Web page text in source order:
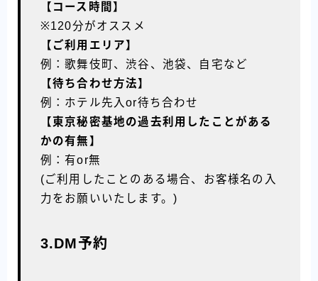
【コース時間】
※120分がオススメ
【ご利用エリア】
例：歌舞伎町、渋谷、池袋、自宅など
【待ち合わせ方法】
例：ホテル先入or待ち合わせ
【東京秘密基地の過去利用したことがある
かの有無】
例：有or無
(ご利用したことのある場合、お客様名の入
力をお願いいたします。)
3.DM予約